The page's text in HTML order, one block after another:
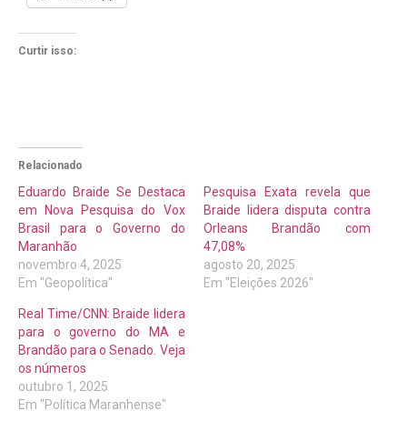
Curtir isso:
Relacionado
Eduardo Braide Se Destaca
em Nova Pesquisa do Vox
Brasil para o Governo do
Maranhão
novembro 4, 2025
Em "Geopolítica"
Pesquisa Exata revela que
Braide lidera disputa contra
Orleans Brandão com
47,08%
agosto 20, 2025
Em "Eleições 2026"
Real Time/CNN: Braide lidera
para o governo do MA e
Brandão para o Senado. Veja
os números
outubro 1, 2025
Em "Política Maranhense"